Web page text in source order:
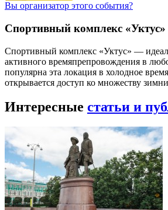
Вы организатор этого события?
Спортивный комплекс «Уктус»
Спортивный комплекс «Уктус» —
активного времяпрепровождения в
популярна эта локация в холодное
открывается доступ ко множеству
Интересные статьи и